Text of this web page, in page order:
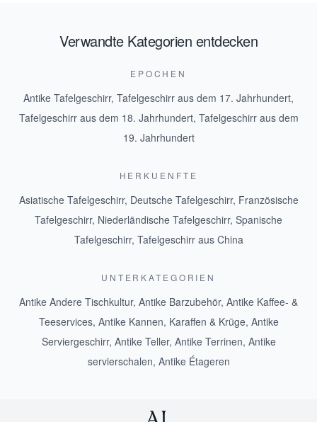
Verwandte Kategorien entdecken
EPOCHEN
Antike Tafelgeschirr, Tafelgeschirr aus dem 17. Jahrhundert,
Tafelgeschirr aus dem 18. Jahrhundert, Tafelgeschirr aus dem
19. Jahrhundert
HERKUENFTE
Asiatische Tafelgeschirr, Deutsche Tafelgeschirr, Französische
Tafelgeschirr, Niederländische Tafelgeschirr, Spanische
Tafelgeschirr, Tafelgeschirr aus China
UNTERKATEGORIEN
Antike Andere Tischkultur, Antike Barzubehör, Antike Kaffee- &
Teeservices, Antike Kannen, Karaffen & Krüge, Antike
Serviergeschirr, Antike Teller, Antike Terrinen, Antike
servierschalen, Antike Étageren